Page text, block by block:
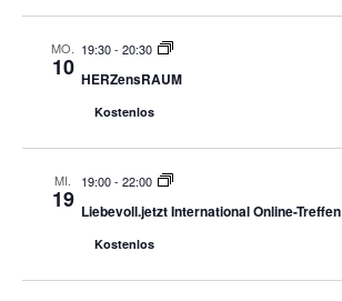
MO.
10
19:30- 20:30
HERZensRAUM
Kostenlos
MI.
19
19:00- 22:00
Liebevoll.jetzt International Online-Treffen
Kostenlos